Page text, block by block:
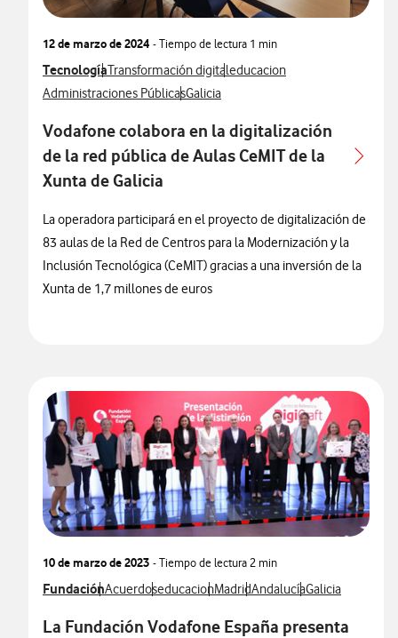
12 de marzo de 2024 - Tiempo de lectura 1 min
Ver más notas de prensa relacionados con
TecnologíaVer más notas de prensa relacionados con
Transformación digitalVer más notas de prensa
educacion
Ver más notas de prensa relacionados con
Administraciones PúblicasVer más notas de prensa relacionados
Galicia
Vodafone colabora en la digitalización
de la red pública de Aulas CeMIT de la
Xunta de Galicia
La operadora participará en el proyecto de digitalización de
83 aulas de la Red de Centros para la Modernización y la
Inclusión Tecnológica (CeMIT) gracias a una inversión de la
Xunta de 1,7 millones de euros
10 de marzo de 2023 - Tiempo de lectura2 min
Ver más notas de prensa relacionados con
FundaciónVer más notas de prensa relacionados con
AcuerdosVer más notas de prensa relacionados con
educacionVer más notas de prensa
MadridVer más notas de prensa
AndalucíaVer más notas
Galicia
La Fundación Vodafone España presenta